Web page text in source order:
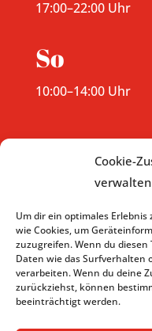
Cookie-
verwalten
Um dir ein optimales
wie Cookies, um
zuzugreifen. Wenn du
Daten wie das Surfverhalten
verarbeiten. Wenn du deine
zurückziehst, können
beeinträchtigt werden.
17:00–22:00 Uhr
So
10:00–14:00 Uhr
E-Mail: